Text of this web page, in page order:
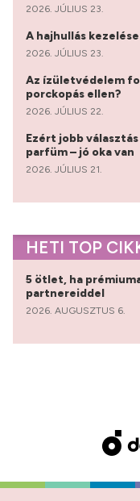
2026. JÚLIUS 23.
A hajhullás
2026. JÚLIUS 23.
Az ízületvédelem
porckopás ellen?
2026. JÚLIUS 22.
Ezért jobb
parfüm – jó oka van
2026. JÚLIUS 21.
HETI TOP
5 ötlet, ha
partnereiddel
2026. AUGUSZTUS 6.